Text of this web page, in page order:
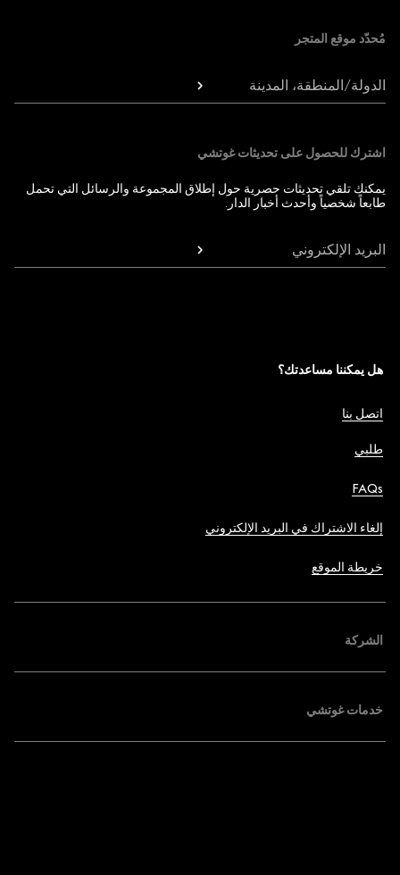
مُحدّد موقع المتجر
الدولة/المنطقة، المدينة
اشترك للحصول على تحديثات غوتشي
يمكنك تلقي تحديثات حصرية حول إطلاق المجموعة والرسائل التي تحمل
طابعاً شخصياً وأحدث أخبار الدار.
البريد الإلكتروني
هل يمكننا مساعدتك؟
اتصل بنا
طلبي
FAQs
إلغاء الاشتراك في البريد الإلكتروني
خريطة الموقع
الشركة
خدمات غوتشي